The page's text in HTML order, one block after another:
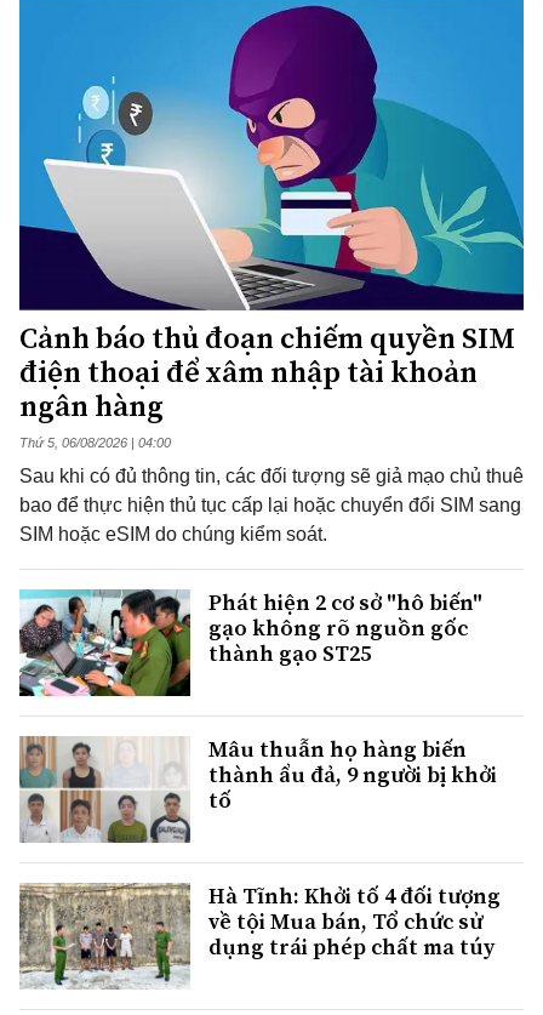
Cảnh báo thủ đoạn chiếm quyền SIM
điện thoại để xâm nhập tài khoản
ngân hàng
Thứ 5, 06/08/2026 | 04:00
Sau khi có đủ thông tin, các đối tượng sẽ giả mạo chủ thuê
bao để thực hiện thủ tục cấp lại hoặc chuyển đổi SIM sang
SIM hoặc eSIM do chúng kiểm soát.
Phát hiện 2 cơ sở "hô biến"
gạo không rõ nguồn gốc
thành gạo ST25
Mâu thuẫn họ hàng biến
thành ẩu đả, 9 người bị khởi
tố
Hà Tĩnh: Khởi tố 4 đối tượng
về tội Mua bán, Tổ chức sử
dụng trái phép chất ma túy